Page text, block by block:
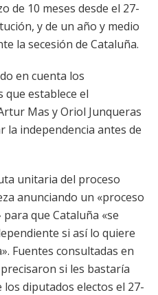
de 10 meses desde el 27-
y de un año y medio
la secesión de Cataluña.
en cuenta los
establece el
Mas y Oriol Junqueras
la independencia antes de
unitaria del proceso
anunciando un «proceso
que Cataluña «se
si así lo quiere
Fuentes consultadas en
si les bastaría
diputados electos el 27-